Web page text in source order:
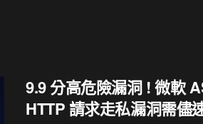
9.9 分高危險漏洞 ! 微軟
HTTP 請求走私漏洞需儘